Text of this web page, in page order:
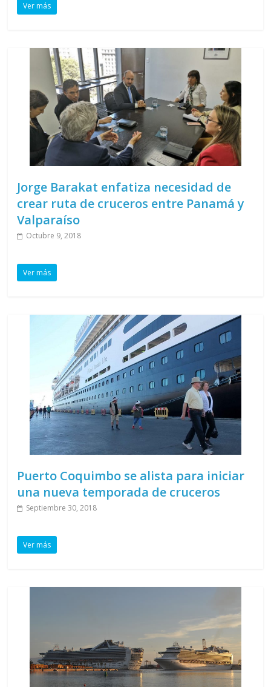
Ver más
Jorge Barakat enfatiza necesidad de
crear ruta de cruceros entre Panamá y
Valparaíso
Octubre 9, 2018
Ver más
Puerto Coquimbo se alista para iniciar
una nueva temporada de cruceros
Septiembre 30, 2018
Ver más